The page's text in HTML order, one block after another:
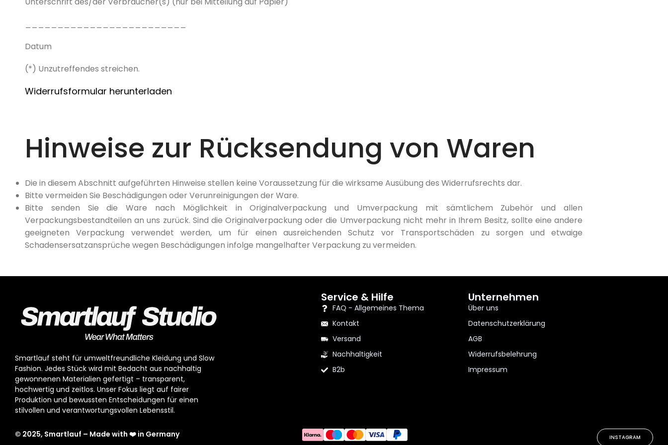
Datum
(*) Unzutreffendes streichen.
Widerrufsformular herunterladen
Hinweise zur Rücksendung von Waren
Die in diesem Abschnitt aufgeführten Hinweise stellen keine Voraussetzung für die wirksame Ausübung des Widerrufsrechts dar.
Bitte vermeiden Sie Beschädigungen oder Verunreinigungen der Ware.
Bitte senden Sie die Ware nach Möglichkeit in Originalverpackung und Umverpackung mit sämtlichem Zubehör und allen
Verpackungsbestandteilen an uns zurück. Sind die Originalverpackung oder die Umverpackung nicht mehr in Ihrem Besitz, sollte eine andere
geeigneten Verpackung verwendet werden, um für einen ausreichenden Schutz vor Transportschäden zu sorgen und etwaige
Schadensersatzansprüche wegen Beschädigungen infolge mangelhafter Verpackung zu vermeiden.
Smartlauf steht für umweltfreundliche Kleidung und Slow
Fashion. Jedes Stück wird mit Bedacht aus nachhaltig
gewonnenen Materialien gefertigt – transparent,
hochwertig und zeitlos. Unser Fokus liegt auf fairer
Produktion und bewussten Entscheidungen für einen
stilvollen und verantwortungsvollen Lebensstil.
Service & Hilfe
FAQ - Allgemeines Thema
Kontakt
Versand
Nachhaltigkeit
B2b
Unternehmen
Über uns
Datenschutzerklärung
AGB
Widerrufsbelehrung
Impressum
© 2025, Smartlauf – Made with ❤️ in Germany INSTAGRAM